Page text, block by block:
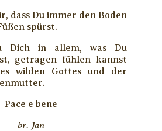
dass Du immer den Boden
spürst.
Dich in allem, was Du
getragen fühlen kannst
wilden Gottes und der
Pace e bene
br. Jan